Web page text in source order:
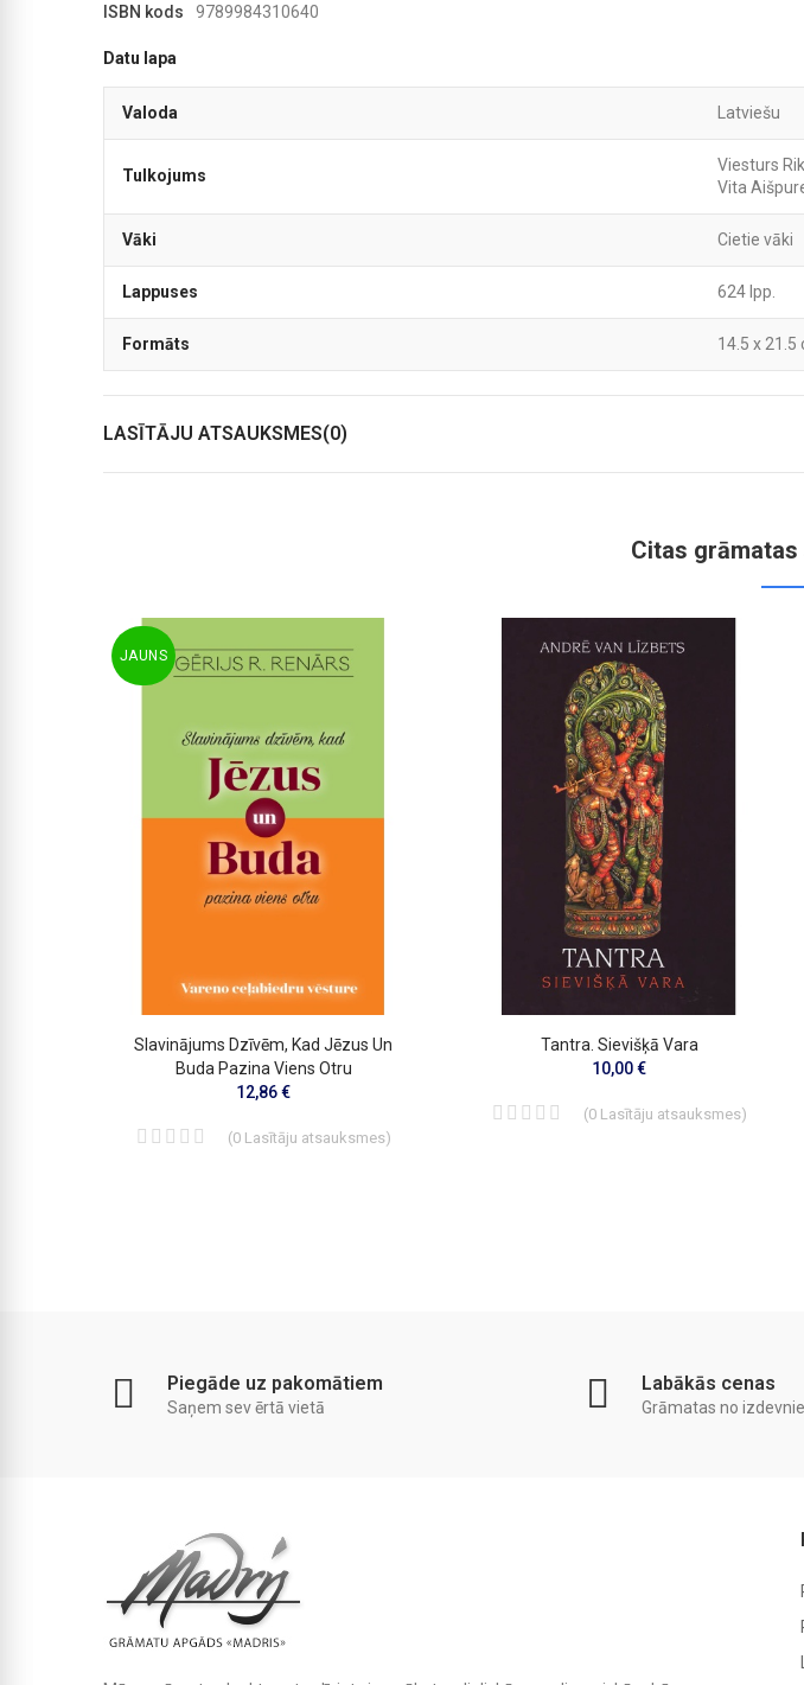
ISBN kods 9789984310640
Datu lapa
Valoda Latviešu
Tulkojums
Viesturs
Vita
Vāki Cietie vāki
Lappuses 624 lpp.
Formāts 14.5 x 21.5
LASĪTĀJU ATSAUKSMES(0)
Citas
JAUNS
Slavinājums Dzīvēm, Kad Jēzus Un
Buda Pazina Viens Otru
12,86 €
(0Lasītāju atsauksmes)
Tantra. Sievišķā Vara
10,00 €
(0Lasītāju atsauksmes)
Piegāde uz pakomātiem
Saņem sev ērtā vietā
Labākās cenas
Grāmatas no